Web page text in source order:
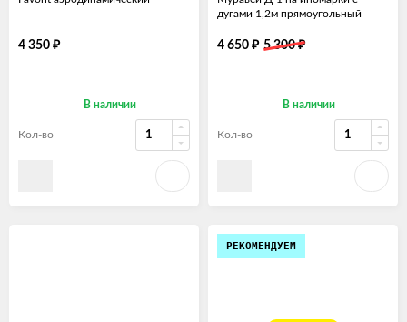
4 350 ₽
В наличии
Кол-во
дугами 1,2м прямоугольный
4 650 ₽ 5 300₽
В наличии
Кол-во
РЕКОМЕНДУЕМ